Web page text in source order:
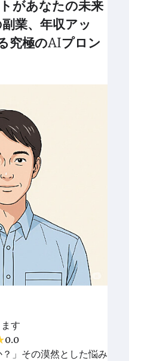
があなたの未来
業、年収アッ
究極のAIプロン
す
0.0
？」その漠然とした悩み